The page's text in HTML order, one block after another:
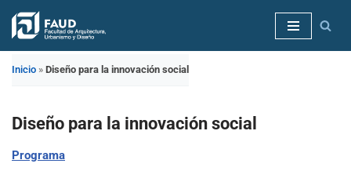
Saltar
Inicio » Diseño para la innovación social
Diseño para la innovación social
Programa